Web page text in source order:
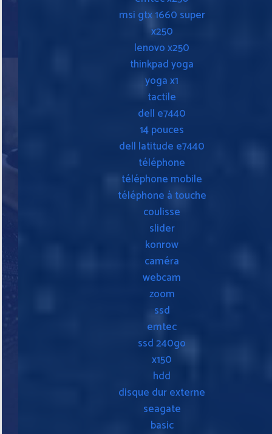
msi gtx 1660 super
x250
lenovo x250
thinkpad yoga
yoga x1
tactile
dell e7440
14 pouces
dell latitude e7440
téléphone
téléphone mobile
téléphone à touche
coulisse
slider
konrow
caméra
webcam
zoom
ssd
emtec
ssd 240go
x150
hdd
disque dur externe
seagate
basic